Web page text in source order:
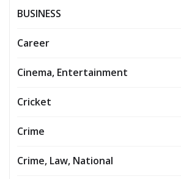
BUSINESS
Career
Cinema, Entertainment
Cricket
Crime
Crime, Law, National